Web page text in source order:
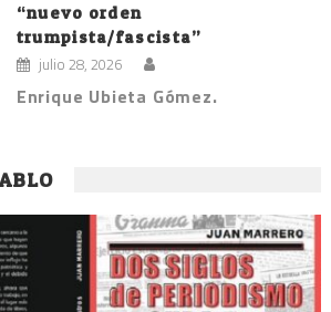
“nuevo orden
trumpista/fascista”
julio 28, 2026
Enrique Ubieta Gómez.